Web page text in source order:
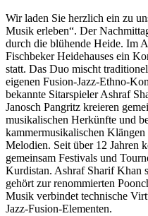
Wir laden Sie herzlich ein zu
Musik erleben“. Der
durch die blühende Heide. Im
Fischbeker Heidehauses ein
statt. Das Duo mischt
eigenen Fusion-Jazz-Ethno-
bekannte Sitarspieler Ashraf
Janosch Pangritz kreieren
musikalischen Herkünfte und
kammermusikalischen
Melodien. Seit über 12 Jahren
gemeinsam Festivals und
Kurdistan. Ashraf Sharif Khan
gehört zur renommierten
Musik verbindet technische
Jazz-Fusion-Elementen.